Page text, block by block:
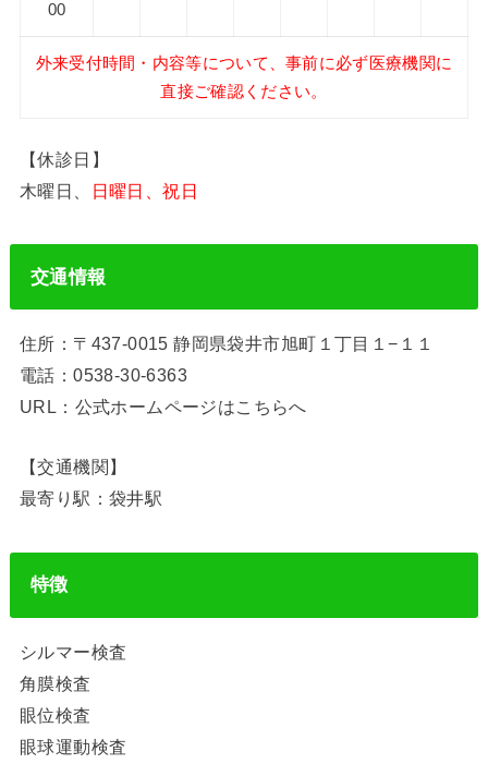
00
外来受付時間・内容等について、事前に必ず医療機関に
直接ご確認ください。
【休診日】
木曜日、
日曜日、祝日
交通情報
住所：〒437-0015 静岡県袋井市旭町１丁目１−１１
電話：0538-30-6363
URL：公式ホームページはこちらへ
【交通機関】
最寄り駅：袋井駅
特徴
シルマー検査
角膜検査
眼位検査
眼球運動検査